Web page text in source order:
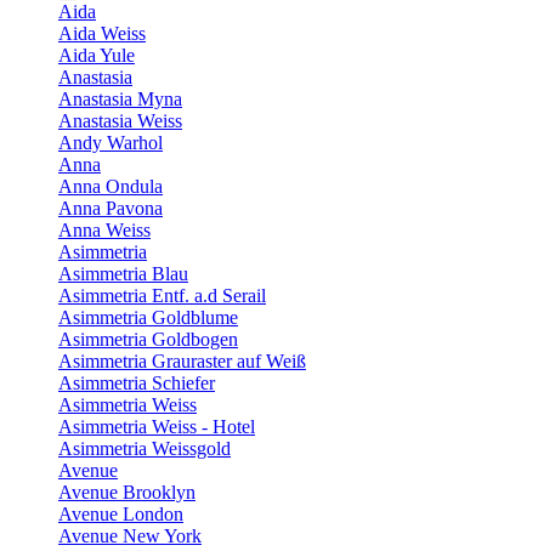
Aida
Aida Weiss
Aida Yule
Anastasia
Anastasia Myna
Anastasia Weiss
Andy Warhol
Anna
Anna Ondula
Anna Pavona
Anna Weiss
Asimmetria
Asimmetria Blau
Asimmetria Entf. a.d Serail
Asimmetria Goldblume
Asimmetria Goldbogen
Asimmetria Grauraster auf Weiß
Asimmetria Schiefer
Asimmetria Weiss
Asimmetria Weiss - Hotel
Asimmetria Weissgold
Avenue
Avenue Brooklyn
Avenue London
Avenue New York